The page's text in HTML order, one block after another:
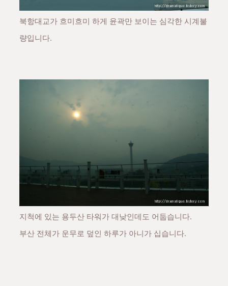
북항대교가 흐미흐미 하게 윤곽만 보이는 심각한 시계불
량입니다.
지척에 있는 용두산 타워가 대낮인데도 어둡습니다.
부산 전체가 운무로 덮인 하루가 아니가 십습니다.